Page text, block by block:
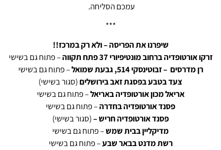
עמכם הסליחה.
***
שיפרנו את הפריסה – ולא רק במרכז!!
זרקו אורטופדיה ברחוב מונטיפיורי 37 פתח תקווה
– פתוח גם בשישי
רן מדרסים – זבוטינסקי 514, גבעת שמואל
– פתוח גם בשישי
צעד בטבע בפסגת זאב בירושלים(סגור בשישי)
אריאל מכון אורטופדיה באריאל– פתוח גם בשישי
פסנד אורטופדיה בחדרה– פתוח גם בשישי
פסנד אורטופדיה חריש –(סגור בשישי)
מדיקליין בבית שמש– פתוח גם בשישי
רשת מדנט בבאר שבע– פתוח גם בשישי